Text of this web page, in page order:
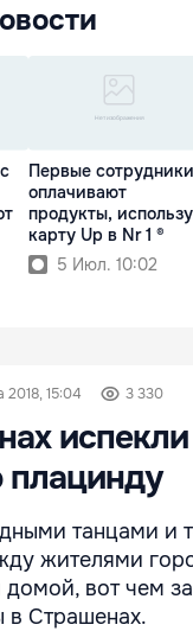
Первые сотрудники
оплачивают
продукты,
карту Up в Nr 1 ®
5 Июл. 10:02
2018, 15:04 3 330
танцами и
жителями
вот чем
в Страшенах.